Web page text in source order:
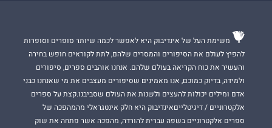
משימת העל של אינדיבוק היא לאפשר לכמה שיותר סופרים וסופרות
להפיץ לעולם את הסיפורים והמסרים שלהם, לתת לקוראים חופש בחירה
והעשיר את כוח הקריאה בעולם שלהם. אנחנו אוהבים ספרים, סיפורים
ולמידה, בדיוק כמוכם, אנו מאמינים שסיפורים מעצבים את מי שאנחנו כבני
אדם ומילים יכולות להעצים ולשנות את העולם שסביבנו.קצת על ספרים
אלקטרוניים / דיגיטלייםאינדיבוק היא חלק אינטגראלי מהמהפכה של
ספרים אלקטרוניים בשפה עברית להורדה, מהפכה אשר פתחה את שוק